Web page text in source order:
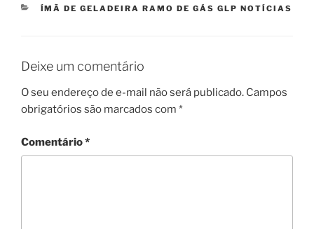
CATEGORIAS
ÍMÃ DE GELADEIRA RAMO DE GÁS GLP NOTÍCIAS
Deixe um comentário
O seu endereço de e-mail não será publicado. Campos
obrigatórios são marcados com *
Comentário*